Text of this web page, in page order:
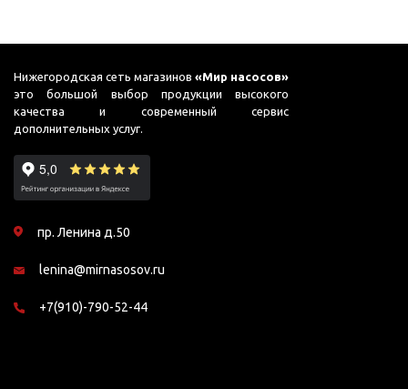
Нижегородская сеть магазинов«Мир насосов»
это большой выбор продукции высокого
качества и современный сервис
дополнительных услуг.
пр. Ленина д.50
lenina@mirnasosov.ru
+7(910)-790-52-44